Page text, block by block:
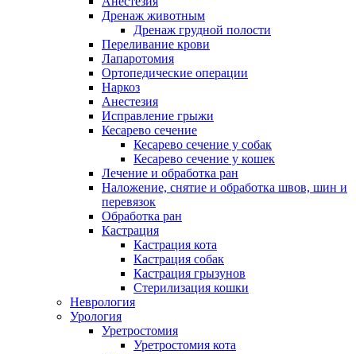
Дренаж животным
Дренаж грудной полости
Переливание крови
Лапаротомия
Ортопедические операции
Наркоз
Анестезия
Исправление грыжи
Кесарево сечение
Кесарево сечение у собак
Кесарево сечение у кошек
Лечение и обработка ран
Наложение, снятие и обработка швов, шин и
перевязок
Обработка ран
Кастрация
Кастрация кота
Кастрация собак
Кастрация грызунов
Стерилизация кошки
Неврология
Урология
Уретростомия
Уретростомия кота